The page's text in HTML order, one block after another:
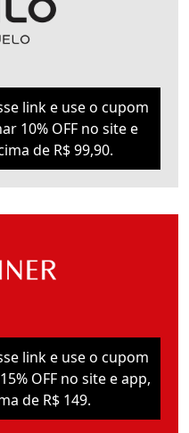
link e use o cupom
10% OFF no site e
de R$ 99,90.
link e use o cupom
OFF no site e app,
de R$ 149.